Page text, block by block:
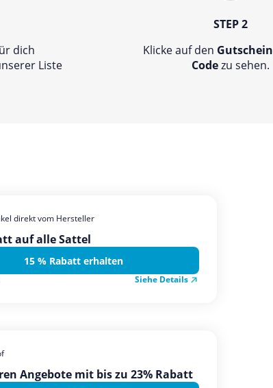
dich
Liste
STEP 2
Klicke auf den Gutschein
Codezu sehen.
direkt vom Hersteller
auf alle Sattel
15 % Rabatt erhalten
Siehe Details
Angebote mit bis zu 23% Rabatt